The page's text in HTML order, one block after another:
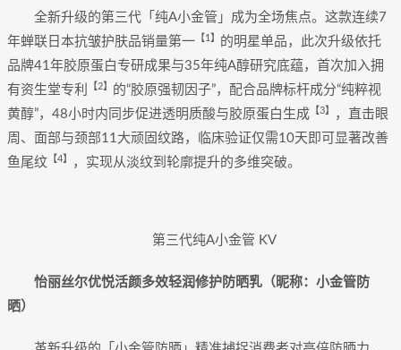
全新升级的第三代「纯A小金管」成为全场焦点。这款连续7
年蝉联日本抗皱护肤品销量第一 【1】
的明星单品，此次升级依托
品牌41年胶原蛋白专研成果与35年纯A醇研究底蕴，首次加入拥
有资生堂专利
【2】
的“胶原强韧因子”，配合品牌标杆成分“纯粹视
黄醇”，48小时内同步促进透明质酸与胶原蛋白生成 【3】
，直击眼
周、面部与颈部11大顽固纹路，临床验证仅需10天即可显著改善
鱼尾纹 【4】 ，实现从淡纹到轮廓提升的多维突破。
第三代纯A小金管 KV
怡丽丝尔优悦活颜多效轻润修护防晒乳（昵称：小金管防
晒）